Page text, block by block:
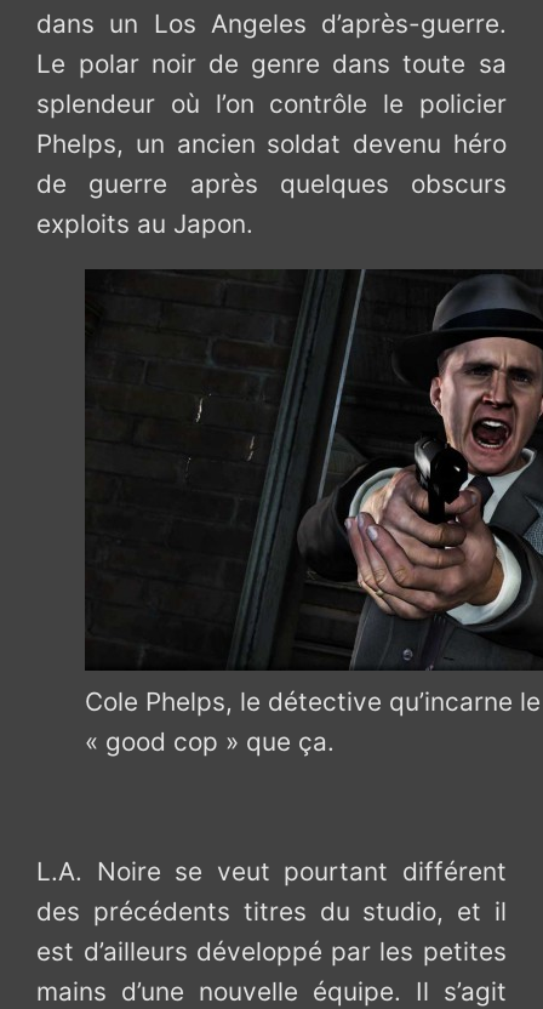
dans un Los Angeles d’après-guerre.
Le polar noir de genre dans toute sa
splendeur où l’on contrôle le policier
Phelps, un ancien soldat devenu héro
de guerre après quelques obscurs
exploits au Japon.
Cole Phelps, le détective qu’incarne
« good cop » que ça.
L.A. Noire se veut pourtant différent
des précédents titres du studio, et il
est d’ailleurs développé par les petites
mains d’une nouvelle équipe. Il s’agit